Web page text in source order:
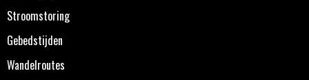
Stroomstoring
Gebedstijden
Wandelroutes